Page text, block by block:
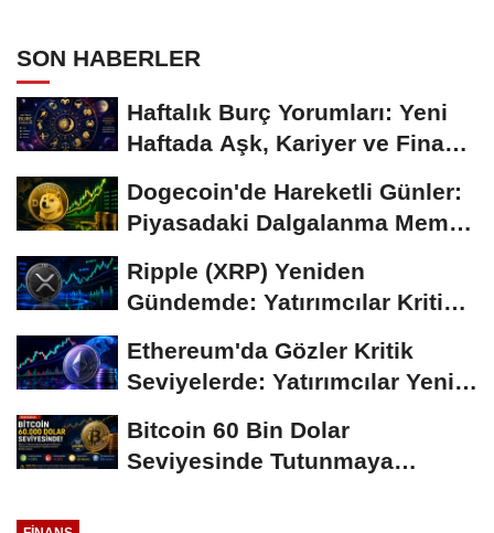
SON HABERLER
Haftalık Burç Yorumları: Yeni
Haftada Aşk, Kariyer ve Finans
Dogecoin'de Hareketli Günler:
Piyasadaki Dalgalanma Meme
Ripple (XRP) Yeniden
Gündemde: Yatırımcılar Kritik
Ethereum'da Gözler Kritik
Seviyelerde: Yatırımcılar Yeni
Bitcoin 60 Bin Dolar
Seviyesinde Tutunmaya